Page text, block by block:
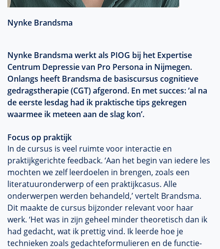
Nynke Brandsma
Nynke Brandsma werkt als PIOG bij het Expertise
Centrum Depressie van Pro Persona in Nijmegen.
Onlangs heeft Brandsma de basiscursus cognitieve
gedragstherapie (CGT) afgerond. En met succes: ‘al na
de eerste lesdag had ik praktische tips gekregen
waarmee ik meteen aan de slag kon’.
Focus op praktijk
In de cursus is veel ruimte voor interactie en
praktijkgerichte feedback. ‘Aan het begin van iedere les
mochten we zelf leerdoelen in brengen, zoals een
literatuuronderwerp of een praktijkcasus. Alle
onderwerpen werden behandeld,’ vertelt Brandsma.
Dit maakte de cursus bijzonder relevant voor haar
werk. ‘Het was in zijn geheel minder theoretisch dan ik
had gedacht, wat ik prettig vind. Ik leerde hoe je
technieken zoals gedachteformulieren en de functie-